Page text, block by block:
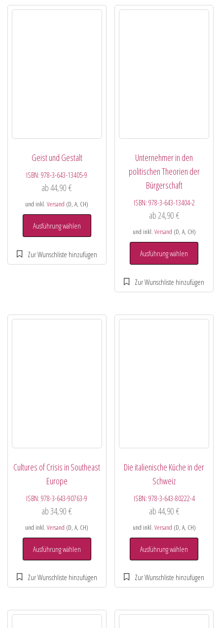
Geist und Gestalt
ISBN:978-3-643-13405-9
ab44,90€
und inkl.Versand (D, A, CH)
Ausführung wählen
Unternehmer in den
politischen Theorien der
Bürgerschaft
ISBN: 978-3-643-13404-2
ab24,90 €
und inkl. Versand (D, A, CH)
Ausführung wählen
Cultures of Crisis in Southeast
Europe
ISBN:978-3-643-90763-9
ab34,90€
und inkl.Versand (D, A, CH)
Ausführung wählen
Die italienische Küche in der
Schweiz
ISBN: 978-3-643-80222-4
ab44,90 €
und inkl. Versand (D, A, CH)
Ausführung wählen